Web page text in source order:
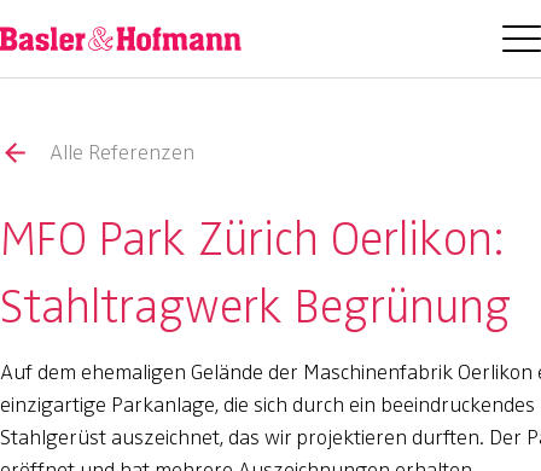
Alle Referenzen
MFO Park Zürich Oerlikon:
Stahltragwerk Begrünung
Auf dem ehemaligen Gelände der Maschinenfabrik
einzigartige Parkanlage, die sich durch ein
Stahlgerüst auszeichnet, das wir projektieren durften. Der